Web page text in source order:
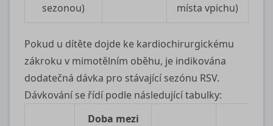
sezonou)
místa vpichu)
Pokud u dítěte dojde ke kardiochirurgickému
zákroku v mimotělním oběhu, je indikována
dodatečná dávka pro stávající sezónu RSV.
Dávkování se řídí podle následující tabulky:
Doba mezi